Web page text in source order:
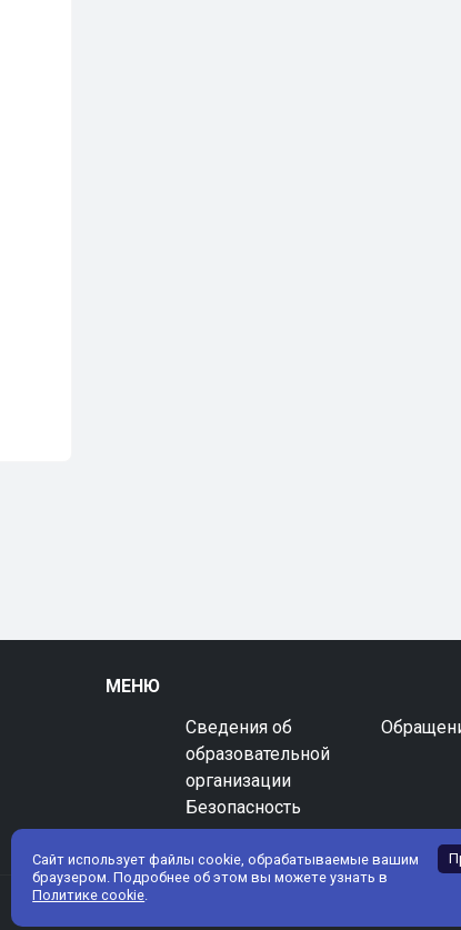
Сайт использует файлы cookie, обрабатываемые вашим
браузером. Подробнее об этом вы можете узнать в
Политике cookie
МЕНЮ
Сведения об
образовательной
организации
Безопасность